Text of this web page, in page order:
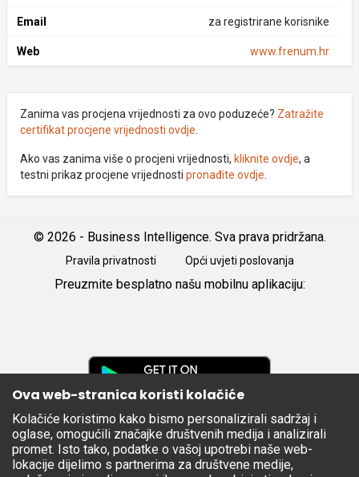
Email za registrirane korisnike
Web www.frenum.hr
Zanima vas procjena vrijednosti za ovo poduzeće? Zatražite
certifikat procjene vrijednosti ovdje
Ako vas zanima više o procjeni vrijednosti, kliknite ovdje, a
testni prikaz procjene vrijednosti pronađite ovdje
© 2026 - Business Intelligence. Sva prava pridržana.
Pravila privatnosti Opći uvjeti poslovanja
Preuzmite besplatno našu mobilnu aplikaciju:
Apple
Store
Ova web-stranica koristi kolačiće
Kolačiće koristimo kako bismo personalizirali sadržaj i
oglase, omogućili značajke društvenih medija i analizirali
promet. Isto tako, podatke o vašoj upotrebi naše web-
lokacije dijelimo s partnerima za društvene medije,